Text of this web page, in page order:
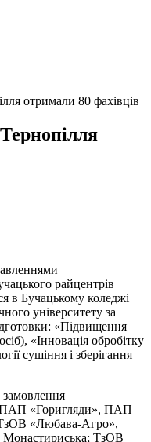
отримали 80 фахівців
райцентрів
в Бучацькому коледжі
університету за
«Підвищення
«Інновація обробітку
сушіння і зберігання
замовлення
ПАП «Горигляди», ПАП
«Любава-Агро»,
ТзОВ